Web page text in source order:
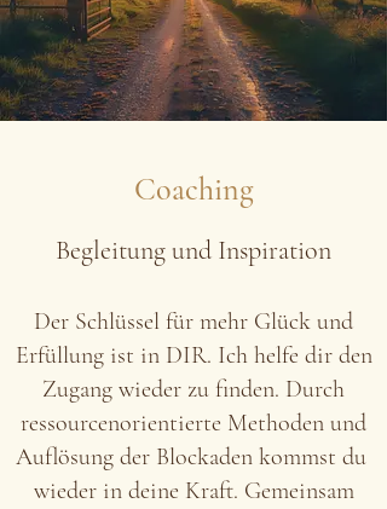
Coaching
Begleitung und Inspiration
Der Schlüssel für mehr Glück und
Erfüllung ist in DIR. Ich helfe dir den
Zugang wieder zu finden. Durch
ressourcenorientierte Methoden und
Auflösung der Blockaden kommst du
wieder in deine Kraft. Gemeinsam